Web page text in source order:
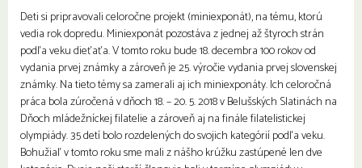
Deti si pripravovali celoročne projekt (miniexponát), na tému, ktorú
vedia rok dopredu. Miniexponát pozostáva z jednej až štyroch strán
podľa veku dieťaťa. V tomto roku bude 18. decembra 100 rokov od
vydania prvej známky a zároveň je 25. výročie vydania prvej slovenskej
známky. Na tieto témy sa zamerali aj ich miniexponáty. Ich celoročná
práca bola zúročená v dňoch 18. – 20. 5. 2018 v Belušských Slatinách na
Dňoch mládežníckej filatelie a zároveň aj na finále filatelistickej
olympiády. 35 detí bolo rozdelených do svojich kategórií podľa veku.
Bohužiaľ v tomto roku sme mali z nášho krúžku zastúpené len dve